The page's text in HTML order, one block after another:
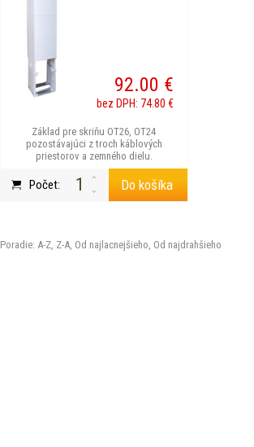
Základ pre skriňu OT26, OT24
pozostávajúci z troch káblových
priestorov a zemného dielu.
92.00 €
bez DPH: 74.80 €
Počet: Do košíka
Poradie: A-Z Z-A Od najlacnejšieho Od najdrahšieho